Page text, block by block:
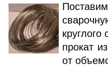
прокат
от